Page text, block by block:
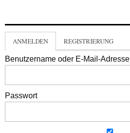
ANMELDEN REGISTRIERUNG
Benutzername oder E-Mail-Adresse
Passwort